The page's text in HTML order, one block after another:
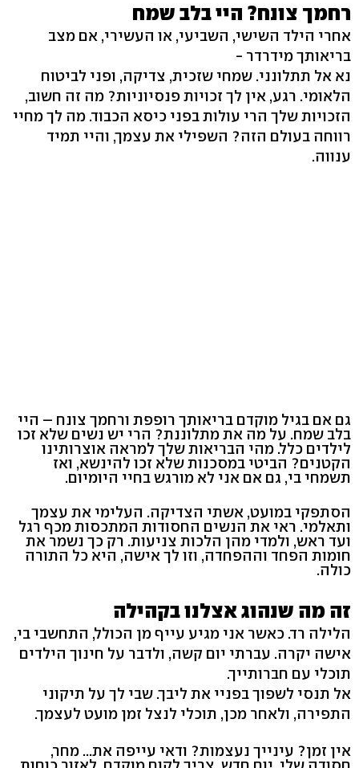
רחמך צונח? היי בלב שמח
אחרי הילד השישי, השביעי, או העשירי, אם מצב
בריאותך מידרדר -
נא אל תתלונני. שמחי שזכית, צדיקה, ופני לביטוח
הלאומי. רגע, אין לך זכויות פנסיוניות? מה זה חשוב,
הזכויות שלך הרי עולות בפני כיסא הכבוד. מה לך מחיי
רווחה בעולם הזה? השפילי את עצמך, והיי תמיד
ענווה.
גם אם בגיל מוקדם בריאותך רופפת ורחמך צונח – היי
בלב שמח. על מה את מתלוננת? הרי יש נשים שלא זכו
לילדים כלל. מהי הבריאות שלך למראה אוצרותינו
הקטנים? הביטי במסכנות שלא זכו להינשא, ואז
תשמחי בי, גם אם אני לא מורגש בחיי היומיום.
הסתפקי במועט, אשתי הצדיקה. העלימי את עצמך
ותאלמי. ראי את הנשים החסודות המתכסות מכף רגל
ועד ראש, ולמדי מהן הלכות צניעות. רק כך נשמר את
חומות הפחד וההפחדה, וזו לך אישה, היא כל התורה
כולה.
זה מה שנהוג אצלנו בקהילה
הלילה רד. כאשר אני מגיע עייף מן הכולל, התחשבי בי,
אישה יקרה. עברתי יום קשה, ולדבר על חינוך הילדים
תוכלי עם חברותייך.
אל תנסי לשפוך בפניי את ליבך. שבי לך על תיקוני
התפירה, ולאחר מכן, תוכלי לנצל זמן מועט לעצמך.
אין זמן? עינייך נעצמות? ודאי עייפה את... מחר,